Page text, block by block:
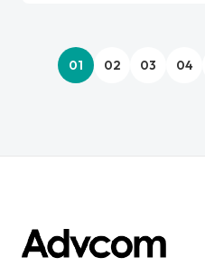
01 02 03 04